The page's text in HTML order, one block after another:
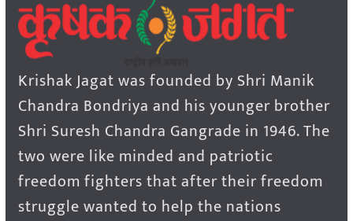
Krishak Jagat was founded by Shri Manik
Chandra Bondriya and his younger brother
Shri Suresh Chandra Gangrade in 1946. The
two were like minded and patriotic
freedom fighters that after their freedom
struggle wanted to help the nations